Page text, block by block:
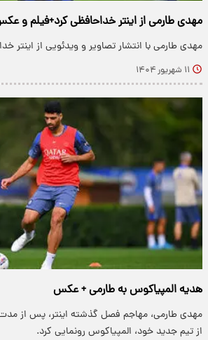
مهدی طارمی از اینتر خداحافظی کرد+فیلم و
مهدی طارمی با انتشار تصاویر و ویدئویی از اینتر
۱۱ شهریور ۱۴۰۴
هدیه المپیاکوس به طارمی + عکس
مهدی طارمی، مهاجم فصل گذشته اینتر، پس از
از تیم جدید خود، المپیاکوس رونمایی کرد.